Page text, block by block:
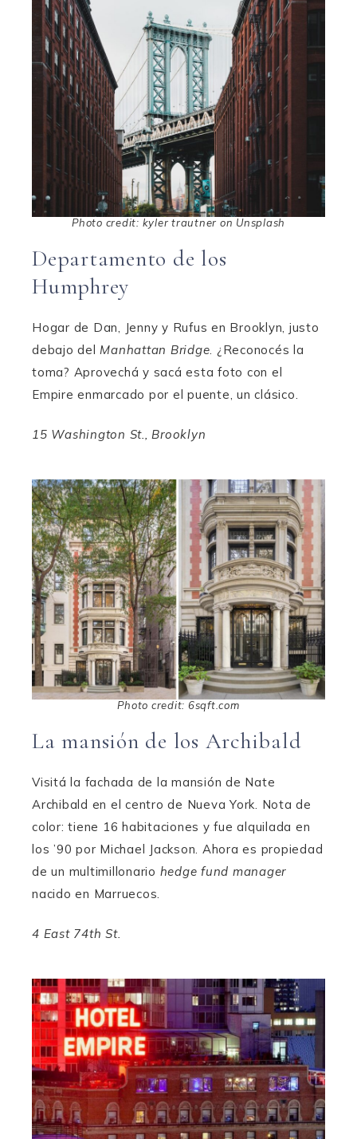
Photo credit: kyler trautner on Unsplash
Departamento de los
Humphrey
Hogar de Dan, Jenny y Rufus en Brooklyn, justo
debajo delManhattan Bridge. ¿Reconocés la
toma? Aprovechá y sacá esta foto con el
Empire enmarcado por el puente, un clásico.
15 Washington St., Brooklyn
Photo credit: 6sqft.com
La mansión de los Archibald
Visitá la fachada de la mansión de Nate
Archibald en el centro de Nueva York. Nota de
color: tiene 16 habitaciones y fue alquilada en
los ’90 por Michael Jackson. Ahora es propiedad
de un multimillonario hedge fund manager
nacido en Marruecos.
4 East 74th St.